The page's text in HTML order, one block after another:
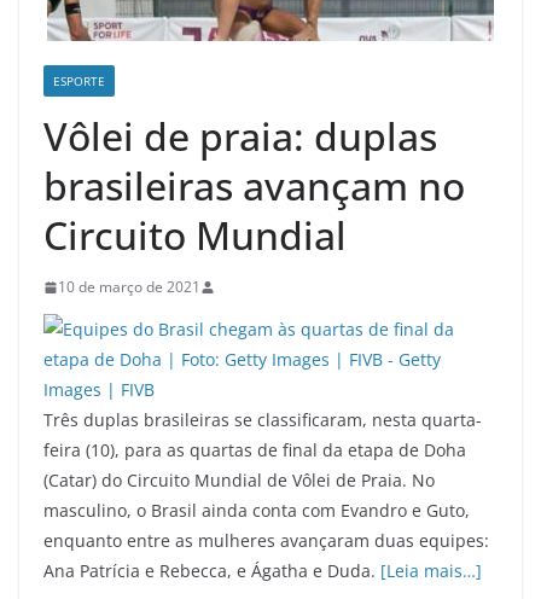
ESPORTE
Vôlei de praia: duplas
brasileiras avançam no
Circuito Mundial
10 de março de 2021
Três duplas brasileiras se classificaram, nesta quarta-
feira (10), para as quartas de final da etapa de Doha
(Catar) do Circuito Mundial de Vôlei de Praia. No
masculino, o Brasil ainda conta com Evandro e Guto,
enquanto entre as mulheres avançaram duas equipes:
Ana Patrícia e Rebecca, e Ágatha e Duda. [Leia mais…]